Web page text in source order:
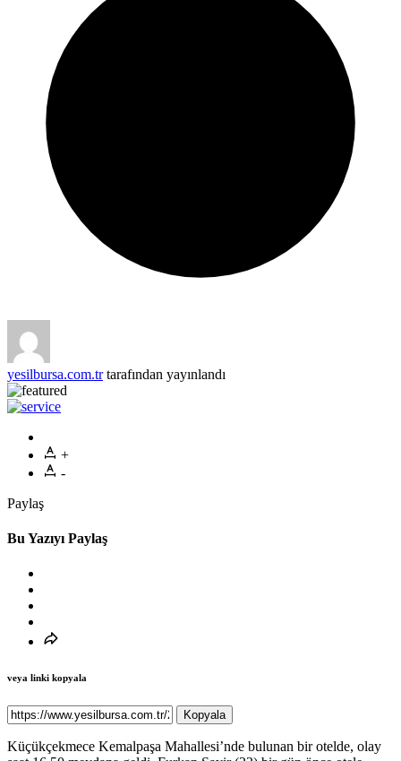
yesilbursa.com.trtarafından yayınlandı
+
-
Paylaş
Bu Yazıyı Paylaş
veya linki kopyala
Kopyala
Küçükçekmece Kemalpaşa Mahallesi’nde bulunan bir otelde, olay